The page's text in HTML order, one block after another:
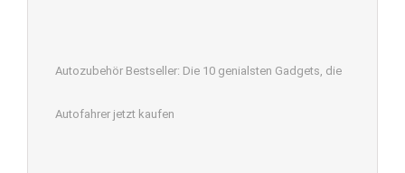
Autozubehör Bestseller: Die 10 genialsten Gadgets, die
Autofahrer jetzt kaufen